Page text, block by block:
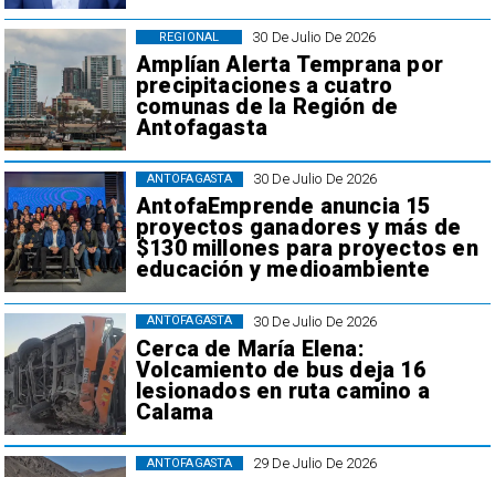
30 De Julio De 2026
Amplían Alerta Temprana por
precipitaciones a cuatro
comunas de la Región de
Antofagasta
REGIONAL
30 De Julio De 2026
AntofaEmprende anuncia 15
proyectos ganadores y más de
$130 millones para proyectos en
educación y medioambiente
ANTOFAGASTA
30 De Julio De 2026
Cerca de María Elena:
Volcamiento de bus deja 16
lesionados en ruta camino a
Calama
ANTOFAGASTA
29 De Julio De 2026
ANTOFAGASTA